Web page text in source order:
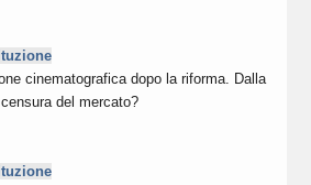
cinematografica dopo la riforma. Dalla
del mercato?